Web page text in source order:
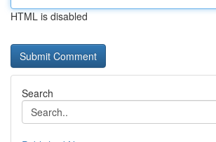
HTML is disabled
Search